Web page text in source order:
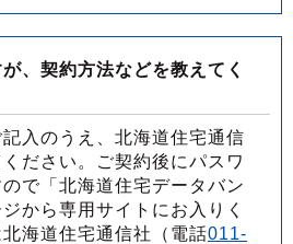
、契約方法などを教えてく
入のうえ、北海道住宅通信
ださい。ご契約後にパスワ
で「北海道住宅データバン
から専用サイトにお入りく
海道住宅通信社（電話011-